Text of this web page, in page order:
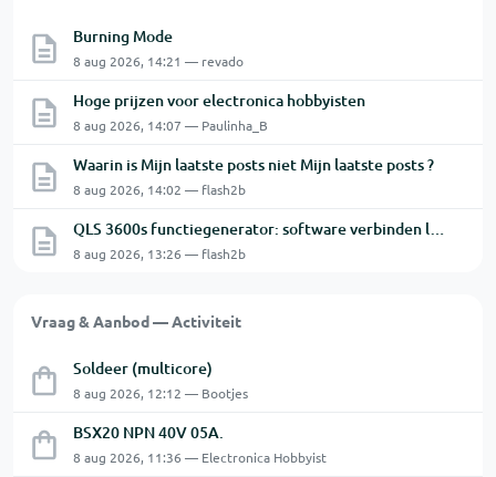
Burning Mode
8 aug 2026, 14:21 — revado
Hoge prijzen voor electronica hobbyisten
8 aug 2026, 14:07 — Paulinha_B
Waarin is Mijn laatste posts niet Mijn laatste posts ?
8 aug 2026, 14:02 — flash2b
8 aug 2026, 13:26 — flash2b
Vraag & Aanbod — Activiteit
Soldeer (multicore)
8 aug 2026, 12:12 — Bootjes
BSX20 NPN 40V 05A.
8 aug 2026, 11:36 — Electronica Hobbyist